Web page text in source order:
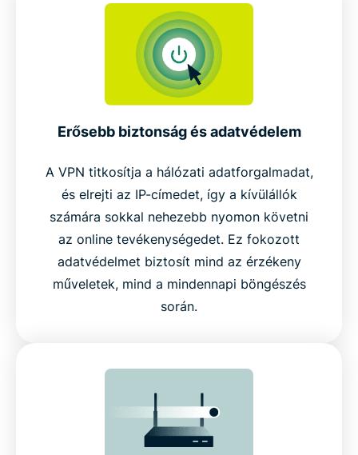
Erősebb biztonság és adatvédelem
A VPN titkosítja a hálózati adatforgalmadat,
és elrejti az IP-címedet, így a kívülállók
számára sokkal nehezebb nyomon követni
az online tevékenységedet. Ez fokozott
adatvédelmet biztosít mind az érzékeny
műveletek, mind a mindennapi böngészés
során.